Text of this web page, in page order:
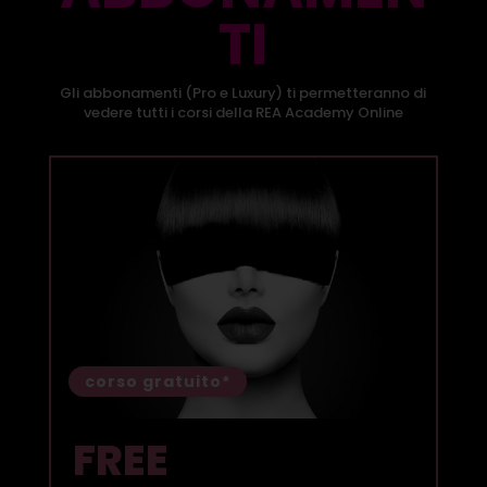
TI
Gli abbonamenti (Pro e Luxury) ti permetteranno di
vedere tutti i corsi della REA Academy Online
corso gratuito*
FREE